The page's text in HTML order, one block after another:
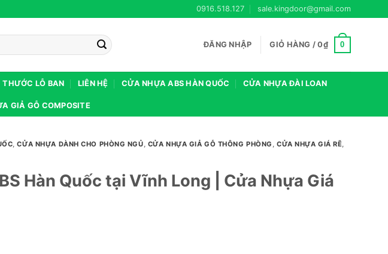
0916.518.127 sale.kingdoor@gmail.com
ĐĂNG NHẬP GIỎ HÀNG /0₫ 0
THƯỚC LỖ BAN LIÊN HỆ CỬA NHỰA ABS HÀN QUỐC CỬA NHỰA ĐÀI LOAN
GIẢ GỖ COMPOSITE
,CỬA NHỰA DÀNH CHO PHÒNG NGỦ, CỬA NHỰA GIẢ GỖ THÔNG PHÒNG , CỬA NHỰA GIÁ RẼ,
Hàn Quốc tại Vĩnh Long | Cửa Nhựa Giá